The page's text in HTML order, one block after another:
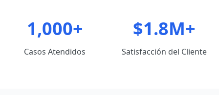
1,000+
Casos Atendidos
$1.8M+
Satisfacción del Cliente